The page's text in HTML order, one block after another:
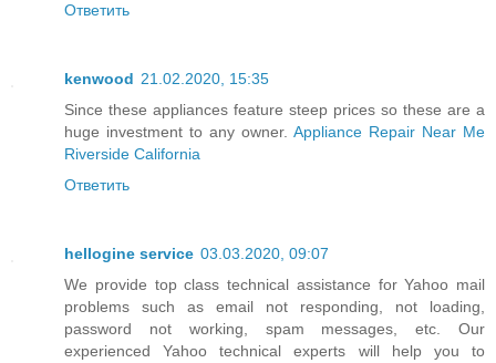
Ответить
kenwood 21.02.2020, 15:35
Since these appliances feature steep prices so these are a
huge investment to any owner. Appliance Repair Near Me
Riverside California
Ответить
hellogine service 03.03.2020, 09:07
We provide top class technical assistance for Yahoo mail
problems such as email not responding, not loading,
password not working, spam messages, etc. Our
experienced Yahoo technical experts will help you to